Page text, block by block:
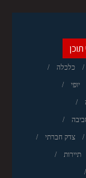
תוכן
כלכלה
יופי
צדק חברתי
תיירות